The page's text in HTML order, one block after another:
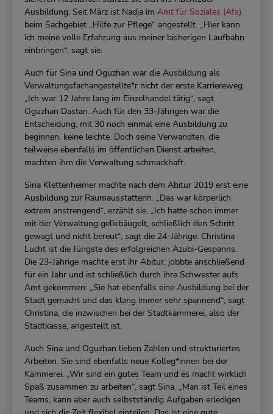
Ausbildung. Seit März ist Nadja im Amt für Soziales (Afs)
beim Sachgebiet „Hilfe zur Pflege“ angestellt. „Hier kann
ich meine volle Erfahrung aus meiner bisherigen Laufbahn
einbringen“, sagt sie.
Auch für Sina und Oguzhan war die Ausbildung als
Verwaltungsfachangestellte*r nicht der erste Karriereweg.
„Ich war 12 Jahre lang im Einzelhandel tätig“, sagt
Oguzhan Dastan. Auch für den 33-Jährigen war die
Entscheidung, mit 30 noch einmal eine Ausbildung zu
beginnen, keine leichte. Doch seine Verwandten, die
teilweise ebenfalls im öffentlichen Dienst arbeiten,
machten ihm die Verwaltung schmackhaft.
Sina Klettenheimer machte nach dem Abitur 2019 erst eine
Ausbildung zur Raumausstatterin. „Das war körperlich
extrem anstrengend“, erzählt sie. „Ich hatte schon immer
mit der Verwaltung geliebäugelt, schließlich den Schritt
gewagt und nicht bereut“, sagt die 24-Jährige. Christina
Lucht ist die Jüngste des erfolgreichen Azubi-Gespanns.
Die 23-Jährige machte erst ihr Abitur, jobbte anschließend
für ein Jahr und ist schließlich durch ihre Schwester aufs
Amt gekommen: „Sie hat ebenfalls eine Ausbildung bei der
Stadt gemacht und das klang immer sehr spannend“, sagt
Christina, die inzwischen bei der Stadtkämmerei, also der
Stadtkasse, angestellt ist.
Auch Sina und Oguzhan lieben Zahlen und strukturiertes
Arbeiten. Sie sind ebenfalls neue Kolleg*innen bei der
Kämmerei. „Wir sind ein gutes Team und es macht wirklich
Spaß zusammen zu arbeiten“, sagt Sina. „Man ist Teil eines
Teams, kann aber auch selbstständig Aufgaben erledigen